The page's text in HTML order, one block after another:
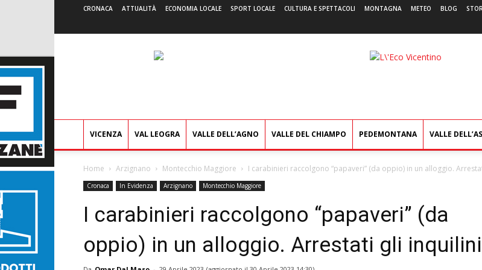
CRONACA ATTUALITÀ ECONOMIA LOCALE SPORT LOCALE CULTURA E SPETTACOLI MONTAGNA METEO BLOG
L'Eco
VICENZA VAL LEOGRA VALLE DELL’AGNO VALLE DEL CHIAMPO PEDEMONTANA VALLE
Home Arzignano Montecchio Maggiore I carabinieri raccolgono “papaveri” (da oppio) in un alloggio.
Cronaca In Evidenza Arzignano Montecchio Maggiore
I carabinieri raccolgono “papaveri” (da
oppio) in un alloggio. Arrestati gli inquilini